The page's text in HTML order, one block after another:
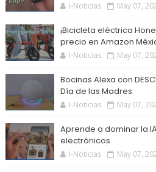
I-Noticias May 07,
¡Bicicleta eléctrica
precio en Amazon
I-Noticias May 07,
Bocinas Alexa con
Día de las Madres
I-Noticias May 07,
Aprende a dominar la
electrónicos
I-Noticias May 07,